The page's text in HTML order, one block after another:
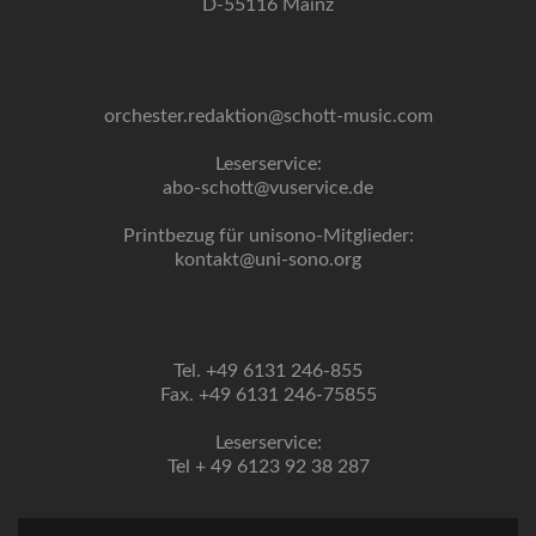
D-55116 Mainz
orchester.redaktion@schott-music.com
Leserservice:
abo-schott@vuservice.de
Printbezug für unisono-Mitglieder:
kontakt@uni-sono.org
Tel. +49 6131 246-855
Fax. +49 6131 246-75855
Leserservice:
Tel + 49 6123 92 38 287